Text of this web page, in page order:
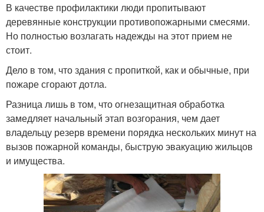
В качестве профилактики люди пропитывают
деревянные конструкции противопожарными смесями.
Но полностью возлагать надежды на этот прием не
стоит.
Дело в том, что здания с пропиткой, как и обычные, при
пожаре сгорают дотла.
Разница лишь в том, что огнезащитная обработка
замедляет начальный этап возгорания, чем дает
владельцу резерв времени порядка нескольких минут на
вызов пожарной команды, быструю эвакуацию жильцов
и имущества.